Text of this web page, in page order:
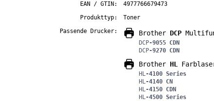
EAN / GTIN:
4977766679473
Produkttyp:
Toner
Passende Drucker:
Brother DCP
DCP-9055 CDN
DCP-9270 CDN
Brother HL
HL-4100 Series
HL-4140 CN
HL-4150 CDN
HL-4500 Series